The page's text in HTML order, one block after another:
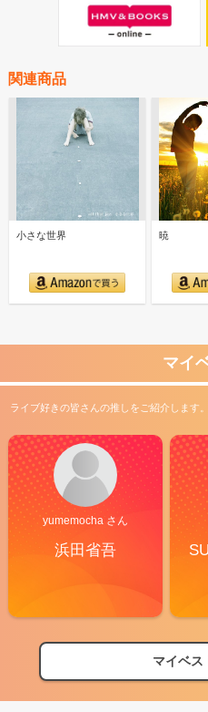
関連商品
小さな世界 暁
マイ
ライブ好きの皆さんの推しをご紹介します。
yumemocha さん
浜田省吾
マイベス